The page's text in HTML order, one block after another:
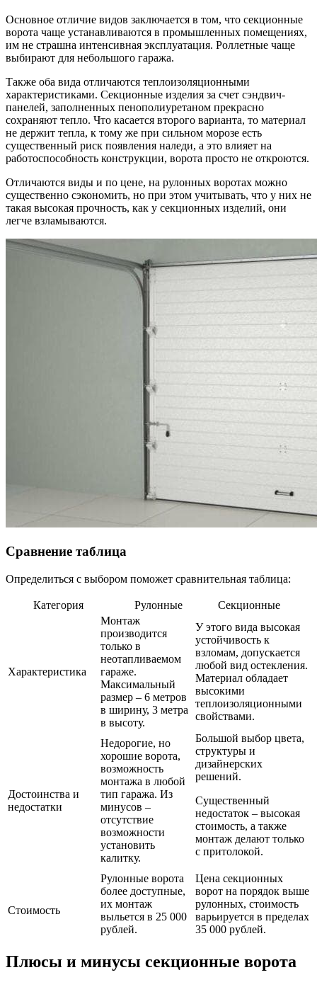
Основное отличие видов заключается в том, что секционные
ворота чаще устанавливаются в промышленных помещениях,
им не страшна интенсивная эксплуатация. Роллетные чаще
выбирают для небольшого гаража.
Также оба вида отличаются теплоизоляционными
характеристиками. Секционные изделия за счет сэндвич-
панелей, заполненных пенополиуретаном прекрасно
сохраняют тепло. Что касается второго варианта, то материал
не держит тепла, к тому же при сильном морозе есть
существенный риск появления наледи, а это влияет на
работоспособность конструкции, ворота просто не откроются.
Отличаются виды и по цене, на рулонных воротах можно
существенно сэкономить, но при этом учитывать, что у них не
такая высокая прочность, как у секционных изделий, они
легче взламываются.
Сравнение таблица
Определиться с выбором поможет сравнительная таблица:
Категория Рулонные Секционные
Характеристика
Монтаж
производится
только в
неотапливаемом
гараже.
Максимальный
размер – 6 метров
в ширину, 3 метра
в высоту.
У этого вида высокая
устойчивость к
взломам, допускается
любой вид остекления.
Материал обладает
высокими
теплоизоляционными
свойствами.
Достоинства и
недостатки
Недорогие, но
хорошие ворота,
возможность
монтажа в любой
тип гаража. Из
минусов –
отсутствие
возможности
установить
калитку.
Большой выбор цвета,
структуры и
дизайнерских
решений.
Существенный
недостаток – высокая
стоимость, а также
монтаж делают только
с притолокой.
Стоимость
Рулонные ворота
более доступные,
их монтаж
выльется в 25 000
рублей.
Цена секционных
ворот на порядок выше
рулонных, стоимость
варьируется в пределах
35 000 рублей.
Плюсы и минусы секционные ворота